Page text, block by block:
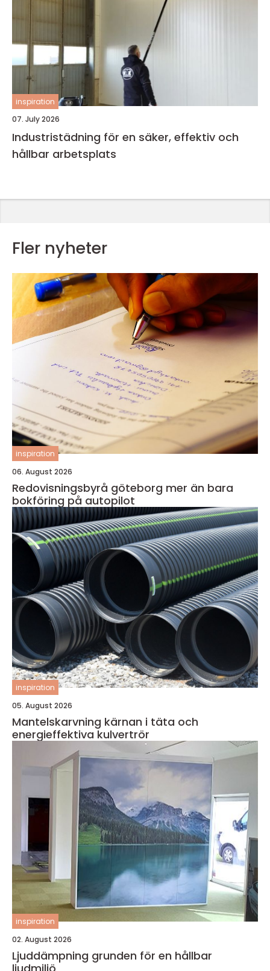
inspiration
07. July 2026
Industristädning för en säker, effektiv och
hållbar arbetsplats
Fler nyheter
inspiration
06. August 2026
Redovisningsbyrå göteborg mer än bara
bokföring på autopilot
inspiration
05. August 2026
Mantelskarvning kärnan i täta och
energieffektiva kulvertrör
inspiration
02. August 2026
Ljuddämpning grunden för en hållbar